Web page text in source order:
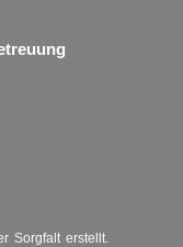
Sorgfalt erstellt.